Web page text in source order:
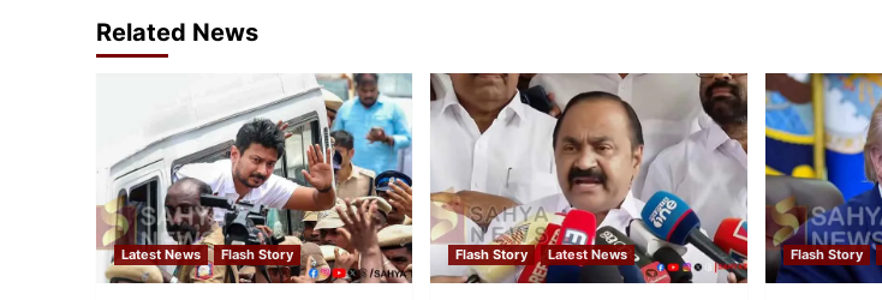
Related News
Latest News Flash Story Flash Story Latest News Flash Story